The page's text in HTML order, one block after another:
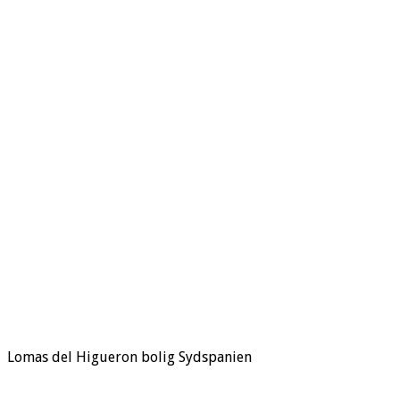
Lomas del Higueron bolig Sydspanien